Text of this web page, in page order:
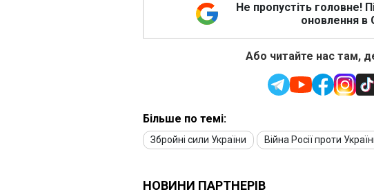
Не пропустіть головне!
оновлення в
Або читайте нас там,
Більше по темі:
Збройні сили України Війна Росії проти